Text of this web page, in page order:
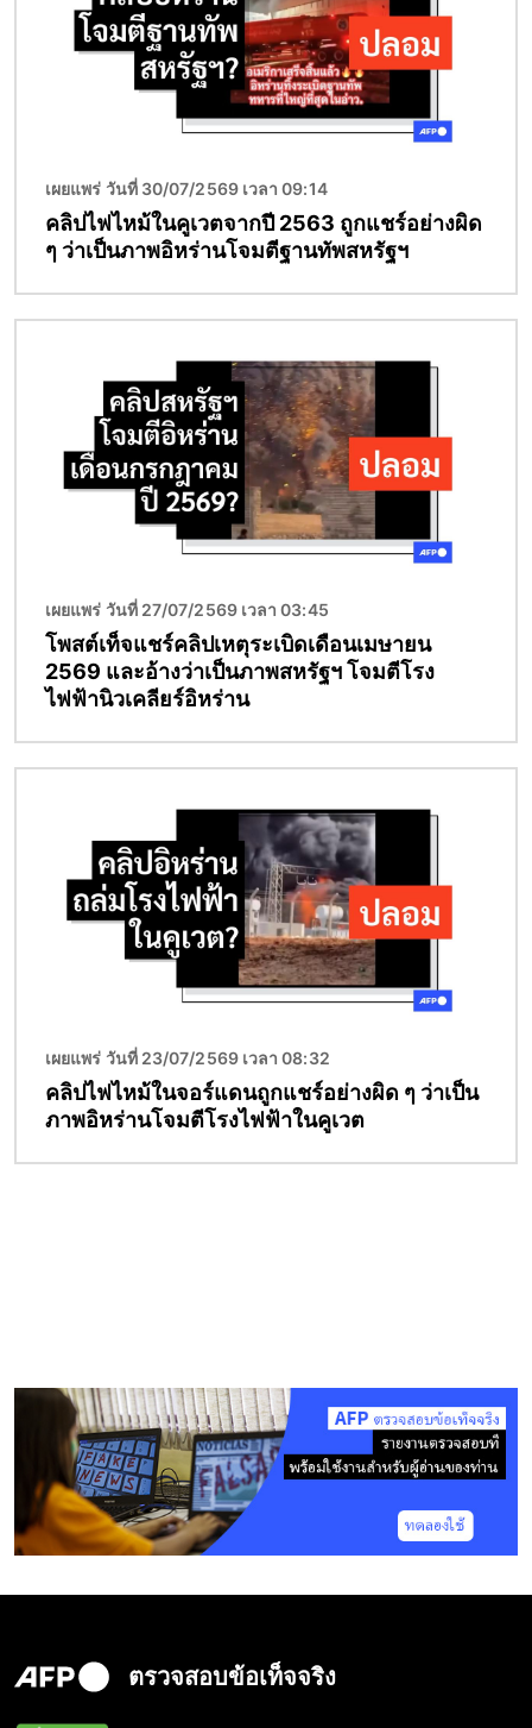
เผยแพร่ วันที่ 30/07/2569 เวลา 09:14
คลิปไฟไหม้ในคูเวตจากปี 2563 ถูกแชร์อย่างผิด
ๆ ว่าเป็นภาพอิหร่านโจมตีฐานทัพสหรัฐฯ
เผยแพร่ วันที่ 27/07/2569 เวลา 03:45
โพสต์เท็จแชร์คลิปเหตุระเบิดเดือนเมษายน
2569 และอ้างว่าเป็นภาพสหรัฐฯ โจมตีโรง
ไฟฟ้านิวเคลียร์อิหร่าน
เผยแพร่ วันที่ 23/07/2569 เวลา 08:32
คลิปไฟไหม้ในจอร์แดนถูกแชร์อย่างผิด ๆ ว่าเป็น
ภาพอิหร่านโจมตีโรงไฟฟ้าในคูเวต
ตรวจสอบข้อเท็จจริง